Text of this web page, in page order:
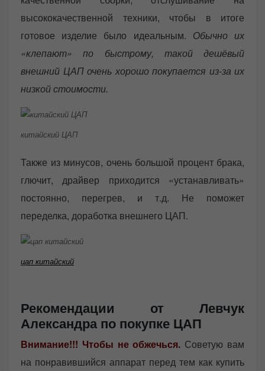
высококачественной техники, чтобы в итоге
готовое изделие было идеальным. Обычно их
«клепают» по быстрому, такой дешёвый
внешний ЦАП очень хорошо покупается из-за их
низкой стоимости.
китайский ЦАП
Также из минусов, очень большой процент брака,
глючит, драйвер приходится «устанавливать»
постоянно, перегрев, и т.д. Не поможет
переделка, доработка внешнего ЦАП.
цап китайский
Рекомендации от Левчук
Александра по покупке ЦАП
Внимание!!! Чтобы не обжечься. Советую вам
на понравившийся аппарат перед тем как купить